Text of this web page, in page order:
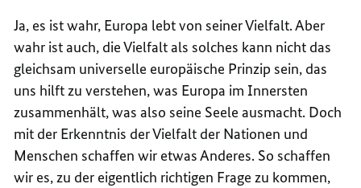
Ja, es ist wahr, Europa lebt von seiner Vielfalt. Aber
wahr ist auch, die Vielfalt als solches kann nicht das
gleichsam universelle europäische Prinzip sein, das
uns hilft zu verstehen, was Europa im Innersten
zusammenhält, was also seine Seele ausmacht. Doch
mit der Erkenntnis der Vielfalt der Nationen und
Menschen schaffen wir etwas Anderes. So schaffen
wir es, zu der eigentlich richtigen Frage zu kommen,